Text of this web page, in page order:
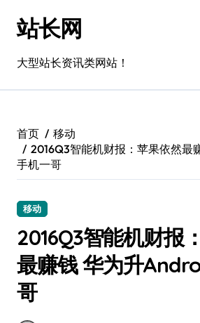
站长网
大型站长资讯类网站！
首页
移动
2016Q3智能机财报：苹果依然最
手机一哥
移动
2016Q3智能机财报
最赚钱 华为升
哥